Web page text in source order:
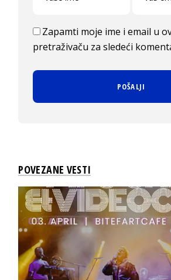
Zapamti moje ime i email u
pretraživaču za sledeći
POVEZANE VESTI